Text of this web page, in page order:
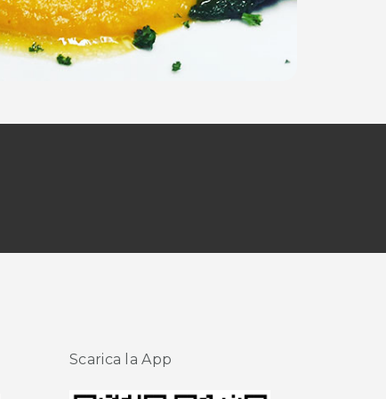
Scarica la App